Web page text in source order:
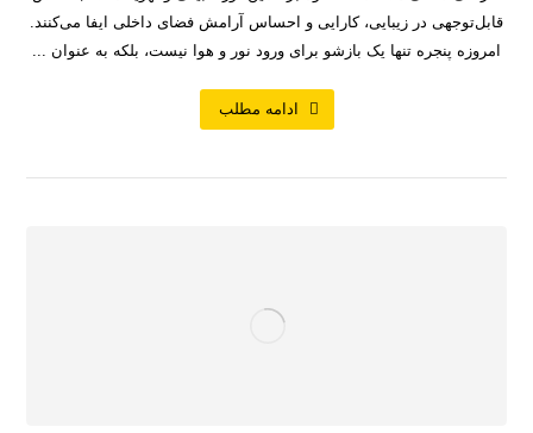
قابل‌توجهی در زیبایی، کارایی و احساس آرامش فضای داخلی ایفا می‌کنند.
امروزه پنجره تنها یک بازشو برای ورود نور و هوا نیست، بلکه به عنوان ...
ادامه مطلب